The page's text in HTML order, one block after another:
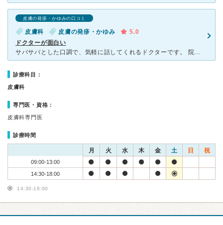
皮膚の発疹・かゆみの口コミ
皮膚科 皮膚の発疹・かゆみ
5.0
ドクターが面白い
サバサバとした口調で、気軽に話してくれるドクターです。 院内は清潔感があり、スッキリしています。 いつも数人の患者さんは待ち合い室で同席しますが、へんな圧迫感はなく待ちやすいです。 ナースの方も
診療科目：
皮膚科
専門医・資格：
皮膚科専門医
診療時間
月 火 水 木 金 土 日 祝
09:00-13:00
14:30-18:00
14:30-16:00